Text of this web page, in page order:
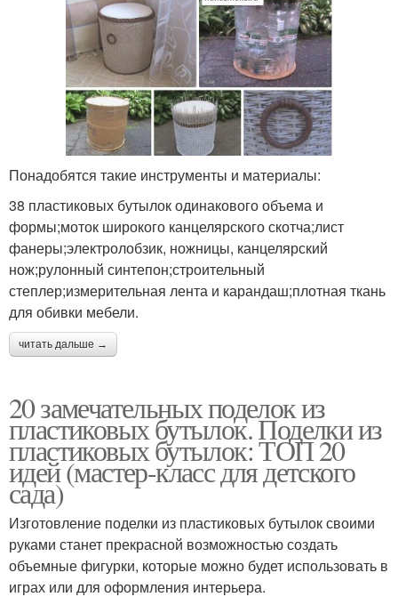
Понадобятся такие инструменты и материалы:
38 пластиковых бутылок одинакового объема и
формы;моток широкого канцелярского скотча;лист
фанеры;электролобзик, ножницы, канцелярский
нож;рулонный синтепон;строительный
степлер;измерительная лента и карандаш;плотная ткань
для обивки мебели.
читать дальше →
20 замечательных поделок из
пластиковых бутылок. Поделки из
пластиковых бутылок: ТОП 20
идей (мастер-класс для детского
сада)
Изготовление поделки из пластиковых бутылок своими
руками станет прекрасной возможностью создать
объемные фигурки, которые можно будет использовать в
играх или для оформления интерьера.